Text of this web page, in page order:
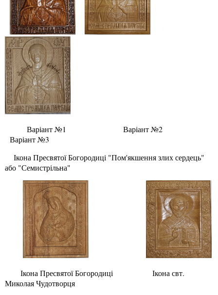
Варіант №1 Варіант №2
Варіант №3
Ікона Пресвятої Богородиці "Пом'якшення злих сердець"
або "Семистрільна"
Ікона Пресвятої Богородиці Ікона свт.
Миколая Чудотворця